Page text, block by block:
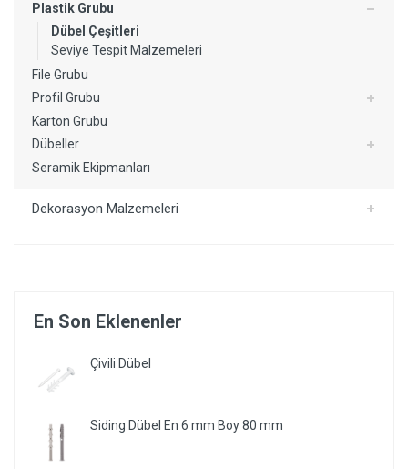
Plastik Grubu
Dübel Çeşitleri
Seviye Tespit Malzemeleri
File Grubu
Profil Grubu
Karton Grubu
Dübeller
Seramik Ekipmanları
Dekorasyon Malzemeleri
En Son Eklenenler
Çivili Dübel
Siding Dübel En 6 mm Boy 80 mm